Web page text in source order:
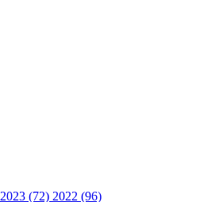
2023 (72) 2022 (96)